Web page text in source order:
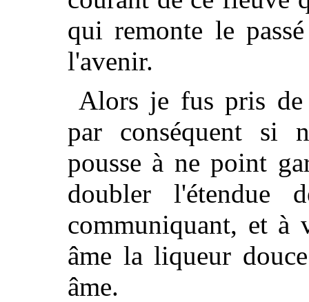
qui remonte le
l'avenir.
Alors je fus pris de
par conséquent si
pousse à ne point
doubler l'étendue
communiquant, et à
âme la liqueur
âme.